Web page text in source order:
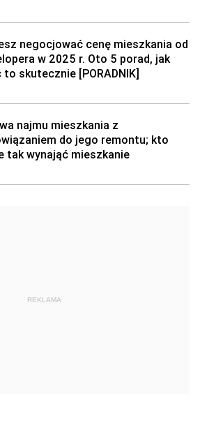
negocjować cenę mieszkania od
w 2025 r. Oto 5 porad, jak
to skutecznie [PORADNIK]
najmu mieszkania z
do jego remontu; kto
tak wynająć mieszkanie
REKLAMA